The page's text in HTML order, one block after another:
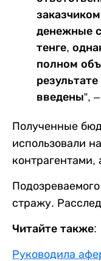
денежные
тенге,
полном
введены”,
Полученные
использовали
контрагентами,
стражу.
Читайте также:
Руководила